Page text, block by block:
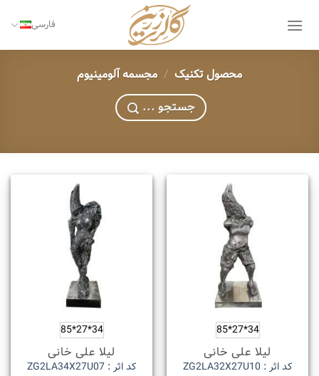
فارسی
محصول تکنیک / مجسمه آلومینیوم
... جستجو
34*27*85
لیلا علی خانی
کد اثر : ZG2LA32X27U10
34*27*85
لیلا علی خانی
کد اثر : ZG2LA34X27U07